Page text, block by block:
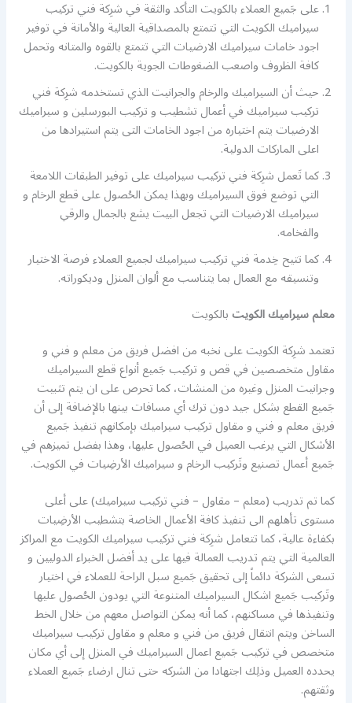
على جَميع العملاء بالكويت التأكد والثقة في شرِكة فني تركيب
سيراميك الكويت التي تتمتع بالمصداقية العالية والأمانة في توفير
اجود خامات سيراميك الارضيات التي تتمتع بالقوه والمتانه وتحمل
كافة الظروف واصعب الضغوطات الجوية بالكويت.
حيث أن السيراميك والرخام والجرانيت الذي تستخدمه شرِكة فني
تركيب سيراميك في أعمال تشطيب و تركيب البورسلين و سيراميك
الارضيات يتم اختياره من اجود الخامات التى يتم استيرادها من
اعلى الماركات الدولية.
كما تَعمل شرِكة فني تركيب سيراميك على توفير الطبقات اللامعة
التي توضع فوق السيراميك وبهذا يمكن الحُصول على قطع الرخام و
سيراميك الارضيات التي تجعل البيت يشع بالجمال والرقي
والفخامه.
كما تتيح خِدمة فني تركيب سيراميك لجميع العملاء فرصة الاختيار
وتنسيقه مع العمال بما يتناسب مع ألوان المنزل وديكوراته.
معلم سيراميك الكويتبالكويت
تعتمد شرِكة الكويت على نخبه من افضل فريق من معلم و فني و
مقاول متخصصين في قص و تركيب جَميع أنواع قطع السيراميك
وجرانيت المنزل وغيره من المنشات، كما تحرص على ان يتم تثبيت
جَميع القطع بشكل جيد دون ترك أي مسافات بينها بالإضافة إلى أن
فريق معلم و فني و مقاول تركيب سيراميك بإمكانهم تنفيذ جَميع
الأشكال التي يرغب العميل في الحُصول عليها، وهذا بفضل تميزهم في
جَميع أعمال تصنيع وتَركيب الرخام و سيراميك الأرضِيات في الكويت.
كما تم تدريب (معلم – مقاول – فني تركيب سيراميك) على أعلى
مستوى تأهلهم الى تنفيذ كافة الأعمال الخاصة بتشطيب الأرضِيات
بكفاءة عالية، كما تتعامل شرِكة فني تركيب سيراميك الكويت مع المراكز
العالمية التي يتم تدريب العمالة فيها على يد أفضل الخبراء الدوليين و
تسعى الشركة دائماً إلى تحقيق جَميع سبل الراحة للعملاء في اختيار
وتَركيب جَميع اشكال السيراميك المتنوعة التي يودون الحُصول عليها
وتنفيذها في مساكنهم، كما أنه يمكن التواصل معهم من خلال الخط
الساخن ويتم انتقال فريق من فني و معلم و مقاول تركيب سيراميك
متخصص في تركيب جَميع اعمال السيراميك في المنزل إلى أي مكان
يحدده العميل وذلِك اجتهادا من الشركه حتى تنال ارضاء جَميع العملاء
وثقتهم.